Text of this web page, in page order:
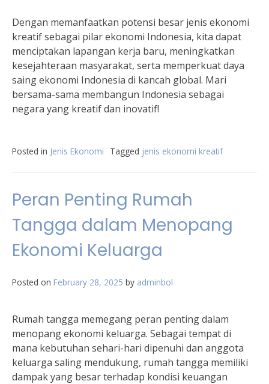
Dengan memanfaatkan potensi besar jenis ekonomi
kreatif sebagai pilar ekonomi Indonesia, kita dapat
menciptakan lapangan kerja baru, meningkatkan
kesejahteraan masyarakat, serta memperkuat daya
saing ekonomi Indonesia di kancah global. Mari
bersama-sama membangun Indonesia sebagai
negara yang kreatif dan inovatif!
Posted in Jenis Ekonomi Tagged jenis ekonomi kreatif
Peran Penting Rumah
Tangga dalam Menopang
Ekonomi Keluarga
Posted on February 28, 2025 by adminbol
Rumah tangga memegang peran penting dalam
menopang ekonomi keluarga. Sebagai tempat di
mana kebutuhan sehari-hari dipenuhi dan anggota
keluarga saling mendukung, rumah tangga memiliki
dampak yang besar terhadap kondisi keuangan